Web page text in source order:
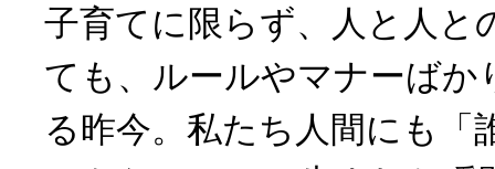
子育てに限らず、人と人と
ても、ルールやマナーばか
る昨今。私たち人間にも「